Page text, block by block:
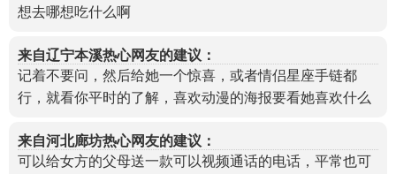
想去哪想吃什么啊
来自辽宁本溪热心网友的建议：
记着不要问，然后给她一个惊喜，或者情侣星座手链都
行，就看你平时的了解，喜欢动漫的海报要看她喜欢什么
来自河北廊坊热心网友的建议：
可以给女方的父母送一款可以视频通话的电话，平常也可